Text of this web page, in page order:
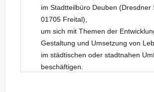
im Stadtteilbüro Deuben (Dresdner
01705 Freital),
um sich mit Themen der
Gestaltung und Umsetzung von
im städtischen oder stadtnahen
beschäftigen.